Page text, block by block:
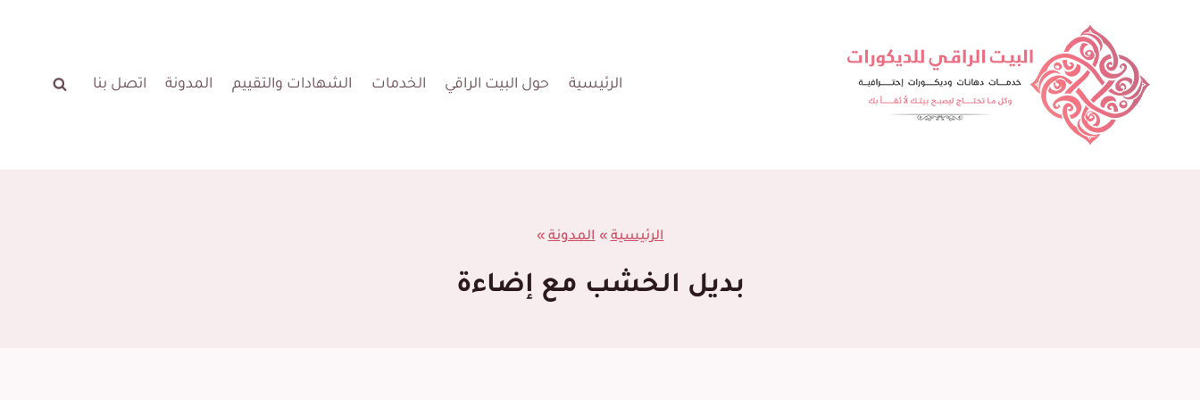
الرئيسية
حول البيت الراقي الخدمات الشهادات والتقييم المدونة اتصل بنا
الرئيسية»المدونة»
بديل الخشب مع إضاءة